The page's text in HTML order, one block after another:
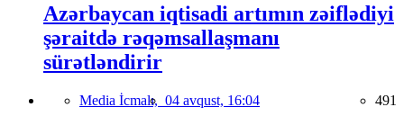
Azərbaycan iqtisadi artımın zəiflədiyi
şəraitdə rəqəmsallaşmanı
sürətləndirir
Media İcmalı, 04 avqust, 16:04 491